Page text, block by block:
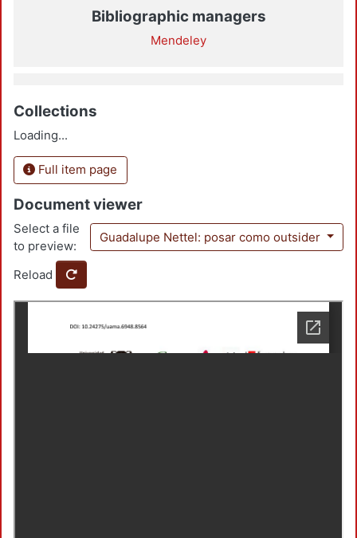
Bibliographic managers
Mendeley
Collections
Loading...
Full item page
Document viewer
Select a file
to preview:
Guadalupe Nettel: posar como outsider
Reload